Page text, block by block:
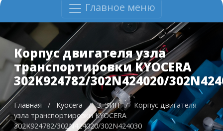
Главное меню
Корпус двигателя узла
транспортировки KYOCERA
302K924782/302N424020/
Главная / Kyocera / 3. ЗИП /
Корпус двигателя
узла транспортировки KYOCERA
302K924782/302N424020/302N424030